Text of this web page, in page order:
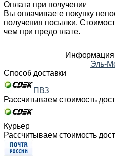
Оплата при получении
Вы оплачиваете покупку
получения посылки.
чем при предоплате.
Информация
Эль-
Способ доставки
ПВЗ
Рассчитываем стоимость
Курьер
Рассчитываем стоимость